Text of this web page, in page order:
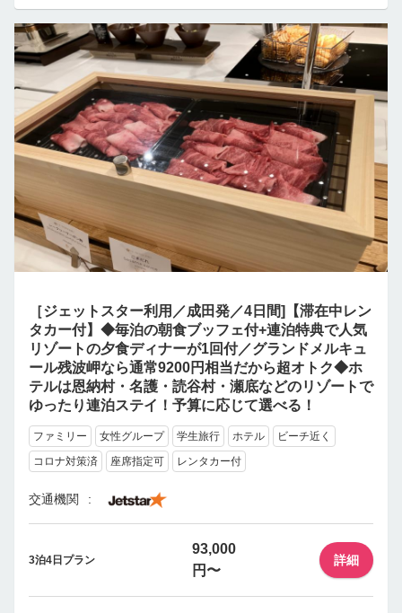
［ジェットスター利用／成田発／4日間]【滞在中レン
タカー付】◆毎泊の朝食ブッフェ付+連泊特典で人気
リゾートの夕食ディナーが1回付／グランドメルキュ
ール残波岬なら通常9200円相当だから超オトク◆ホ
テルは恩納村・名護・読谷村・瀬底などのリゾートで
ゆったり連泊ステイ！予算に応じて選べる！
ファミリー 女性グループ 学生旅行 ホテル
ビーチ近く
コロナ対策済
座席指定可 レンタカー付
交通機関
3泊4日プラン
93,000
円〜
詳細